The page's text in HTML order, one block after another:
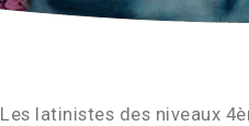
Les latinistes des niveaux